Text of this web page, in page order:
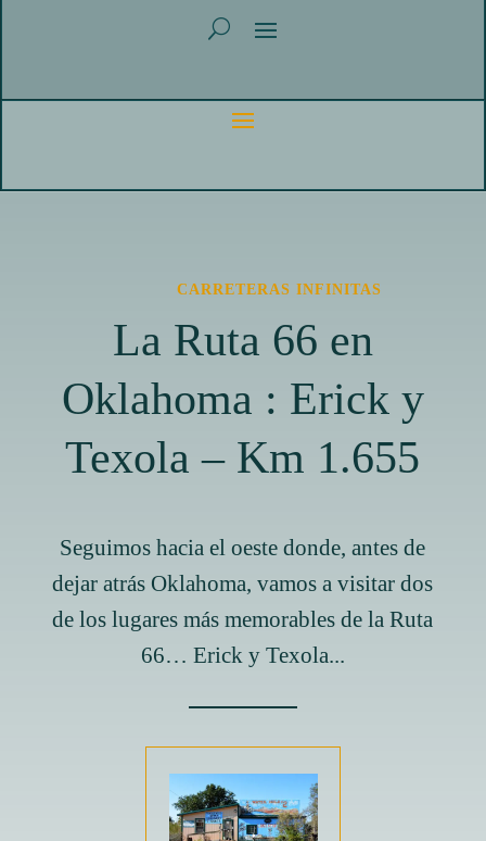
CARRETERAS INFINITAS
La Ruta 66 en
Oklahoma : Erick y
Texola – Km 1.655
Seguimos hacia el oeste donde, antes de
dejar atrás Oklahoma, vamos a visitar dos
de los lugares más memorables de la Ruta
66… Erick y Texola...